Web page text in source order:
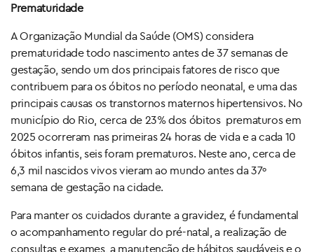
Prematuridade
A Organização Mundial da Saúde (OMS) considera
prematuridade todo nascimento antes de 37 semanas de
gestação, sendo um dos principais fatores de risco que
contribuem para os óbitos no período neonatal, e uma das
principais causas os transtornos maternos hipertensivos. No
município do Rio, cerca de 23% dos óbitos prematuros em
2025 ocorreram nas primeiras 24 horas de vida e a cada 10
óbitos infantis, seis foram prematuros. Neste ano, cerca de
6,3 mil nascidos vivos vieram ao mundo antes da 37º
semana de gestação na cidade.
Para manter os cuidados durante a gravidez, é fundamental
o acompanhamento regular do pré-natal, a realização de
consultas e exames, a manutenção de hábitos saudáveis e o